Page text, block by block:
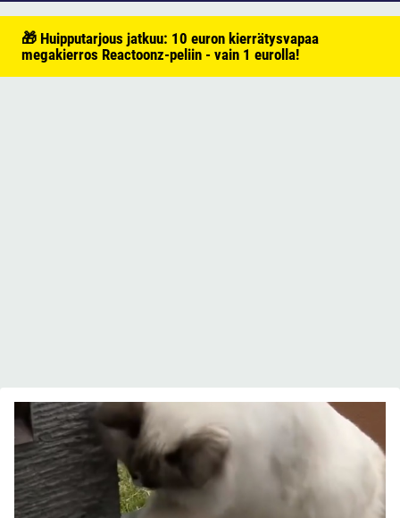
🎁 Huipputarjous jatkuu: 10 euron kierrätysvapaa
megakierros Reactoonz-peliin - vain 1 eurolla!